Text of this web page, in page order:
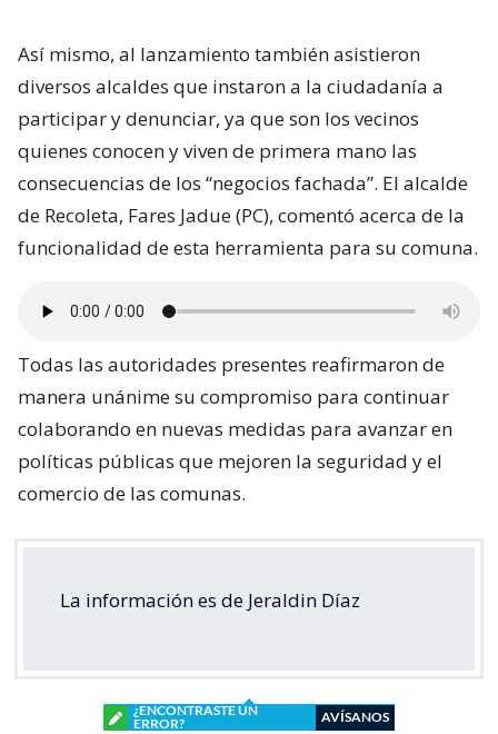
Así mismo, al lanzamiento también asistieron
diversos alcaldes que instaron a la ciudadanía a
participar y denunciar, ya que son los vecinos
quienes conocen y viven de primera mano las
consecuencias de los “negocios fachada”. El alcalde
de Recoleta, Fares Jadue (PC), comentó acerca de la
funcionalidad de esta herramienta para su comuna.
Todas las autoridades presentes reafirmaron de
manera unánime su compromiso para continuar
colaborando en nuevas medidas para avanzar en
políticas públicas que mejoren la seguridad y el
comercio de las comunas.
La información es de Jeraldin Díaz
¿ENCONTRASTE UN
ERROR?
AVÍSANOS